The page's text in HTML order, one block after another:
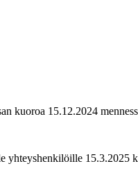
kuoroa 15.12.2024
yhteyshenkilöille 15.3.2025